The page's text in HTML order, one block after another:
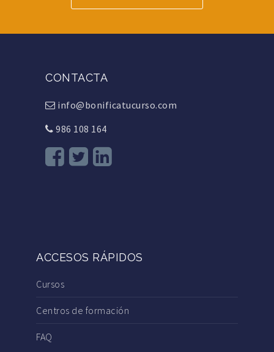
CONTACTA
info@bonificatucurso.com
986 108 164
ACCESOS RÁPIDOS
Cursos
Centros de formación
FAQ